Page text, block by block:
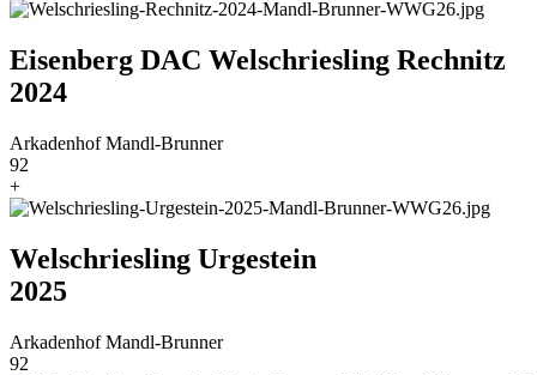
Eisenberg DAC Welschriesling Rechnitz
2024
Arkadenhof Mandl-Brunner
92
+
Welschriesling Urgestein
2025
Arkadenhof Mandl-Brunner
92